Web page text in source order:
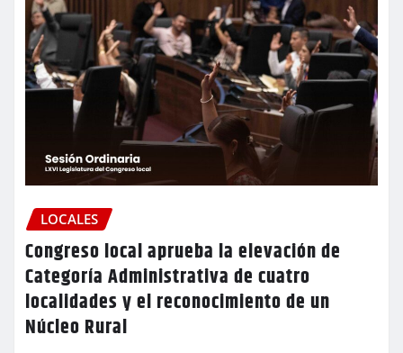
LOCALES
Congreso local aprueba la elevación de
Categoría Administrativa de cuatro
localidades y el reconocimiento de un
Núcleo Rural